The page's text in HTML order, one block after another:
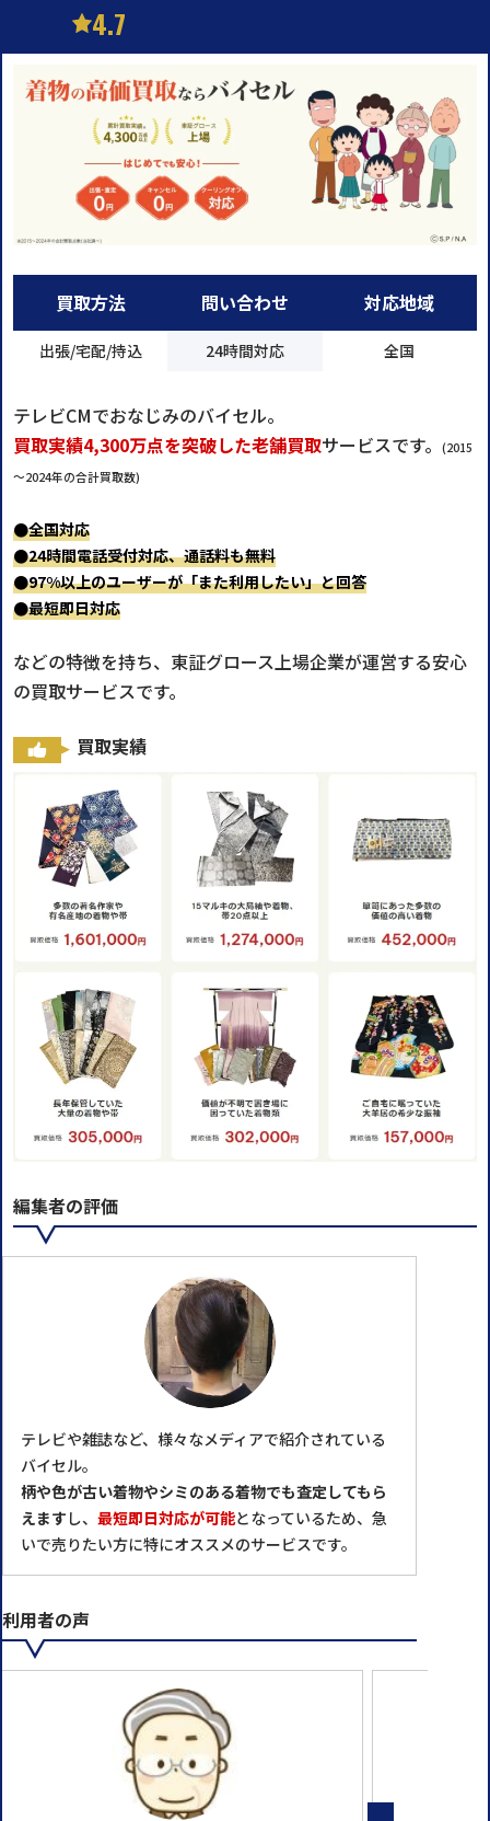
4.7
買取方法
出張/宅配/持込
問い合わせ
24時間対応
対応地域
全国
テレビCMでおなじみのバイセル。
買取実績4,300万点を突破した老舗買取サービスです。
(2015
～2024年の合計買取数)
●全国対応
●24時間電話受付対応、通話料も無料
●97%以上のユーザーが「また利用したい」と回答
●最短即日対応
などの特徴を持ち、東証グロース上場企業が運営する安心
の買取サービスです。
買取実績
編集者の評価
テレビや雑誌など、様々なメディアで紹介されている
バイセル。
柄や色が古い着物やシミのある着物でも査定してもら
えます し、 最短即日対応が可能となっているため、急
いで売りたい方に特にオススメのサービスです。
利用者の声